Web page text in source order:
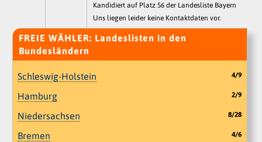
Kandidiert auf Platz 56 der Landesliste Bayern
Uns liegen leider keine Kontaktdaten vor.
FREIE WÄHLER: Landeslisten in den
Bundesländern
Schleswig-Holstein 4/9
Hamburg 2/9
Niedersachsen 8/28
Bremen 4/6